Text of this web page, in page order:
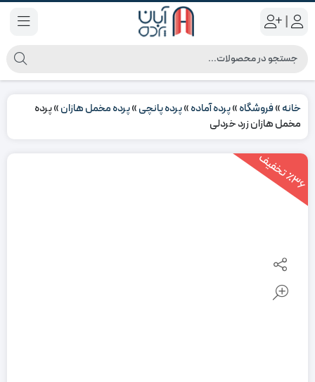
|
خانه»فروشگاه»پرده آماده»پرده پانچی»پرده مخمل هازان»پرده
مخمل هازان زرد خردلی
٪3
6
ت
خ
ف
یف